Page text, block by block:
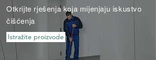
Otkrijte rješenja koja mijenjaju iskustvo
čišćenja
Istražite proizvode